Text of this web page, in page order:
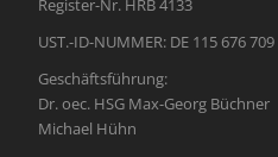
Register-Nr. HRB 4133
UST.-ID-NUMMER: DE 115 676 709
Geschäftsführung:
Dr. oec. HSG Max-Georg Büchner
Michael Hühn